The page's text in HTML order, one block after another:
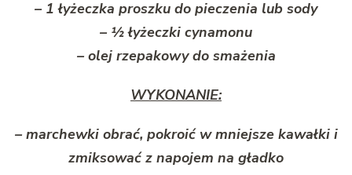
– 1 łyżeczka proszku do pieczenia lub sody
– ½ łyżeczki cynamonu
– olej rzepakowy do smażenia
WYKONANIE:
– marchewki obrać, pokroić w mniejsze kawałki i
zmiksować z napojem na gładko